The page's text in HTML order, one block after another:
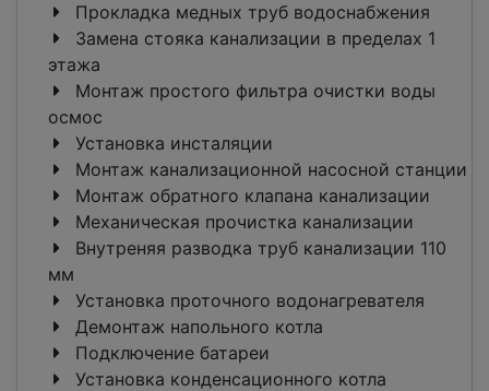
Прокладка медных труб водоснабжения
Замена стояка канализации в пределах 1
этажа
Монтаж простого фильтра очистки воды
осмос
Установка инсталяции
Монтаж канализационной насосной станции
Монтаж обратного клапана канализации
Механическая прочистка канализации
Внутреняя разводка труб канализации 110
мм
Установка проточного водонагревателя
Демонтаж напольного котла
Подключение батареи
Установка конденсационного котла